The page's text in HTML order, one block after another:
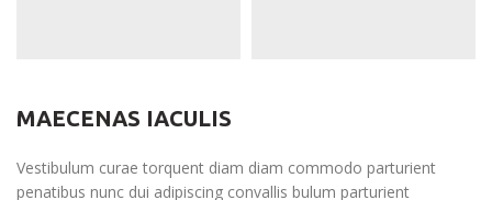
MAECENAS IACULIS
Vestibulum curae torquent diam diam commodo parturient
penatibus nunc dui adipiscing convallis bulum parturient